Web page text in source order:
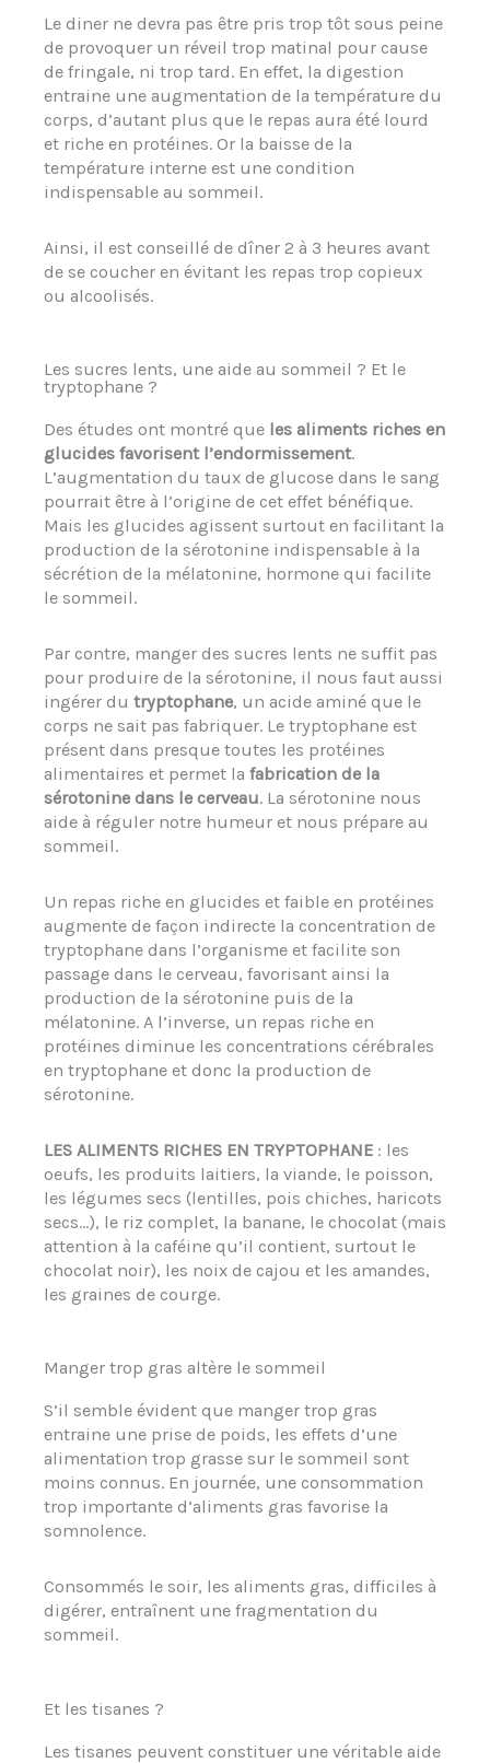
Le diner ne devra pas être pris trop tôt sous peine
de provoquer un réveil trop matinal pour cause
de fringale, ni trop tard. En effet, la digestion
entraine une augmentation de la température du
corps, d’autant plus que le repas aura été lourd
et riche en protéines. Or la baisse de la
température interne est une condition
indispensable au sommeil.
Ainsi, il est conseillé de dîner 2 à 3 heures avant
de se coucher en évitant les repas trop copieux
ou alcoolisés.
Les sucres lents, une aide au sommeil ? Et le
tryptophane ?
Des études ont montré que les aliments riches en
glucides favorisent l’endormissement.
L’augmentation du taux de glucose dans le sang
pourrait être à l’origine de cet effet bénéfique.
Mais les glucides agissent surtout en facilitant la
production de la sérotonine indispensable à la
sécrétion de la mélatonine, hormone qui facilite
le sommeil.
Par contre, manger des sucres lents ne suffit pas
pour produire de la sérotonine, il nous faut aussi
ingérer du tryptophane, un acide aminé que le
corps ne sait pas fabriquer. Le tryptophane est
présent dans presque toutes les protéines
alimentaires et permet la fabrication de la
sérotonine dans le cerveau. La sérotonine nous
aide à réguler notre humeur et nous prépare au
sommeil.
Un repas riche en glucides et faible en protéines
augmente de façon indirecte la concentration de
tryptophane dans l’organisme et facilite son
passage dans le cerveau, favorisant ainsi la
production de la sérotonine puis de la
mélatonine. A l’inverse, un repas riche en
protéines diminue les concentrations cérébrales
en tryptophane et donc la production de
sérotonine.
LES ALIMENTS RICHES EN TRYPTOPHANE : les
oeufs, les produits laitiers, la viande, le poisson,
les légumes secs (lentilles, pois chiches, haricots
secs…), le riz complet, la banane, le chocolat (mais
attention à la caféine qu’il contient, surtout le
chocolat noir), les noix de cajou et les amandes,
les graines de courge.
Manger trop gras altère le sommeil
S’il semble évident que manger trop gras
entraine une prise de poids, les effets d’une
alimentation trop grasse sur le sommeil sont
moins connus. En journée, une consommation
trop importante d’aliments gras favorise la
somnolence.
Consommés le soir, les aliments gras, difficiles à
digérer, entraînent une fragmentation du
sommeil.
Et les tisanes ?
Les tisanes peuvent constituer une véritable aide